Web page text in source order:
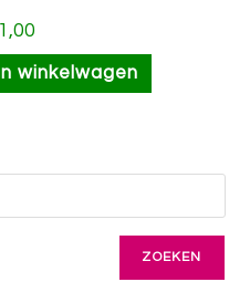
winkelwagen
ZOEKEN